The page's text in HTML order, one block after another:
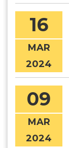
16
MAR
2024
09
MAR
2024